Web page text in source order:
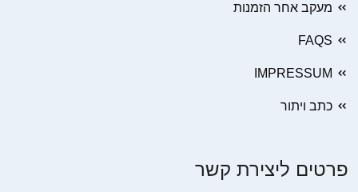
מעקב אחר הזמנות
FAQS
IMPRESSUM
כתב ויתור
פרטים ליצירת קשר